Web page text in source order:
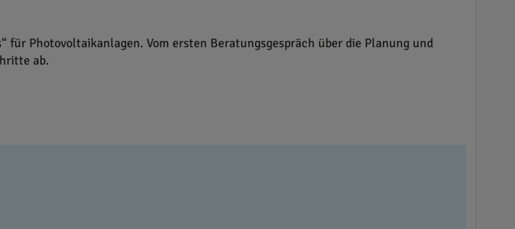
Photovoltaikanlagen. Vom ersten Beratungsgespräch über die Planung und
ab.